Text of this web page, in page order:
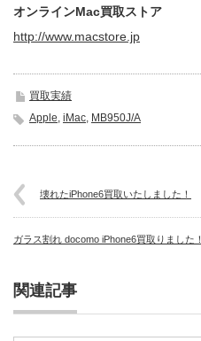
オンラインMac買取ストア
http://www.macstore.jp
買取実績
Apple, iMac, MB950J/A
壊れたiPhone6買取いたしました！
ガラス割れ docomo iPhone6買取りました！
関連記事